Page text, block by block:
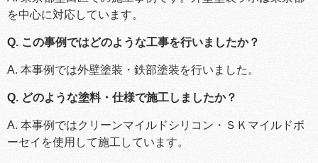
を中心に対応しています。
Q. この事例ではどのような工事を行いましたか？
A. 本事例では外壁塗装・鉄部塗装を行いました。
Q. どのような塗料・仕様で施工しましたか？
A. 本事例ではクリーンマイルドシリコン・ＳＫマイルドボ
ーセイを使用して施工しています。